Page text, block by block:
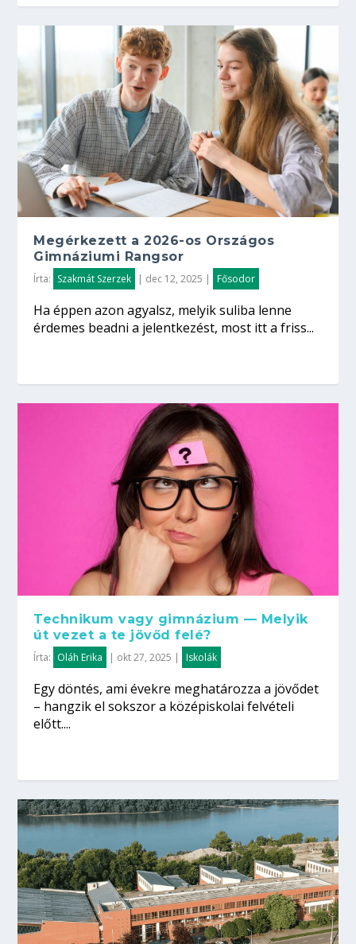
Megérkezett a 2026-os Országos
Gimnáziumi Rangsor
Írta: Szakmát Szerzek | dec 12, 2025 | Fősodor
Ha éppen azon agyalsz, melyik suliba lenne
érdemes beadni a jelentkezést, most itt a friss...
Technikum vagy gimnázium — Melyik
út vezet a te jövőd felé?
Írta: Oláh Erika | okt 27, 2025 | Iskolák
Egy döntés, ami évekre meghatározza a jövődet
– hangzik el sokszor a középiskolai felvételi
előtt....